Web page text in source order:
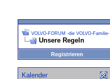
VOLVO-FORUM -die VOLVO-Familie-
Unsere Regeln
Registrieren
Kalender